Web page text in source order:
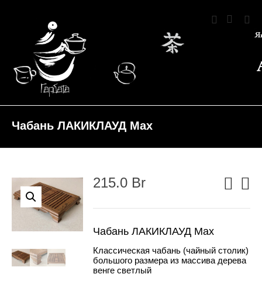
Чабань ЛАКИКЛАУД Max
215.0 Br
Чабань ЛАКИКЛАУД Max
Классическая чабань(чайный столик)
большого размера из массива дерева
венге светлый